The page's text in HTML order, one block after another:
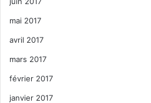
mai 2017
avril 2017
mars 2017
février 2017
janvier 2017